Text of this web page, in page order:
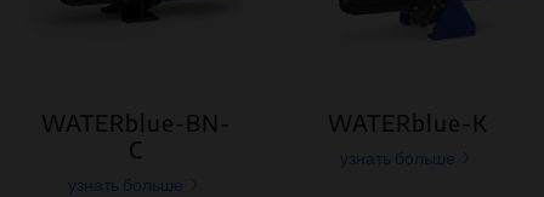
WATERblue-BN-
C
узнать больше
WATERblue-K
узнать больше